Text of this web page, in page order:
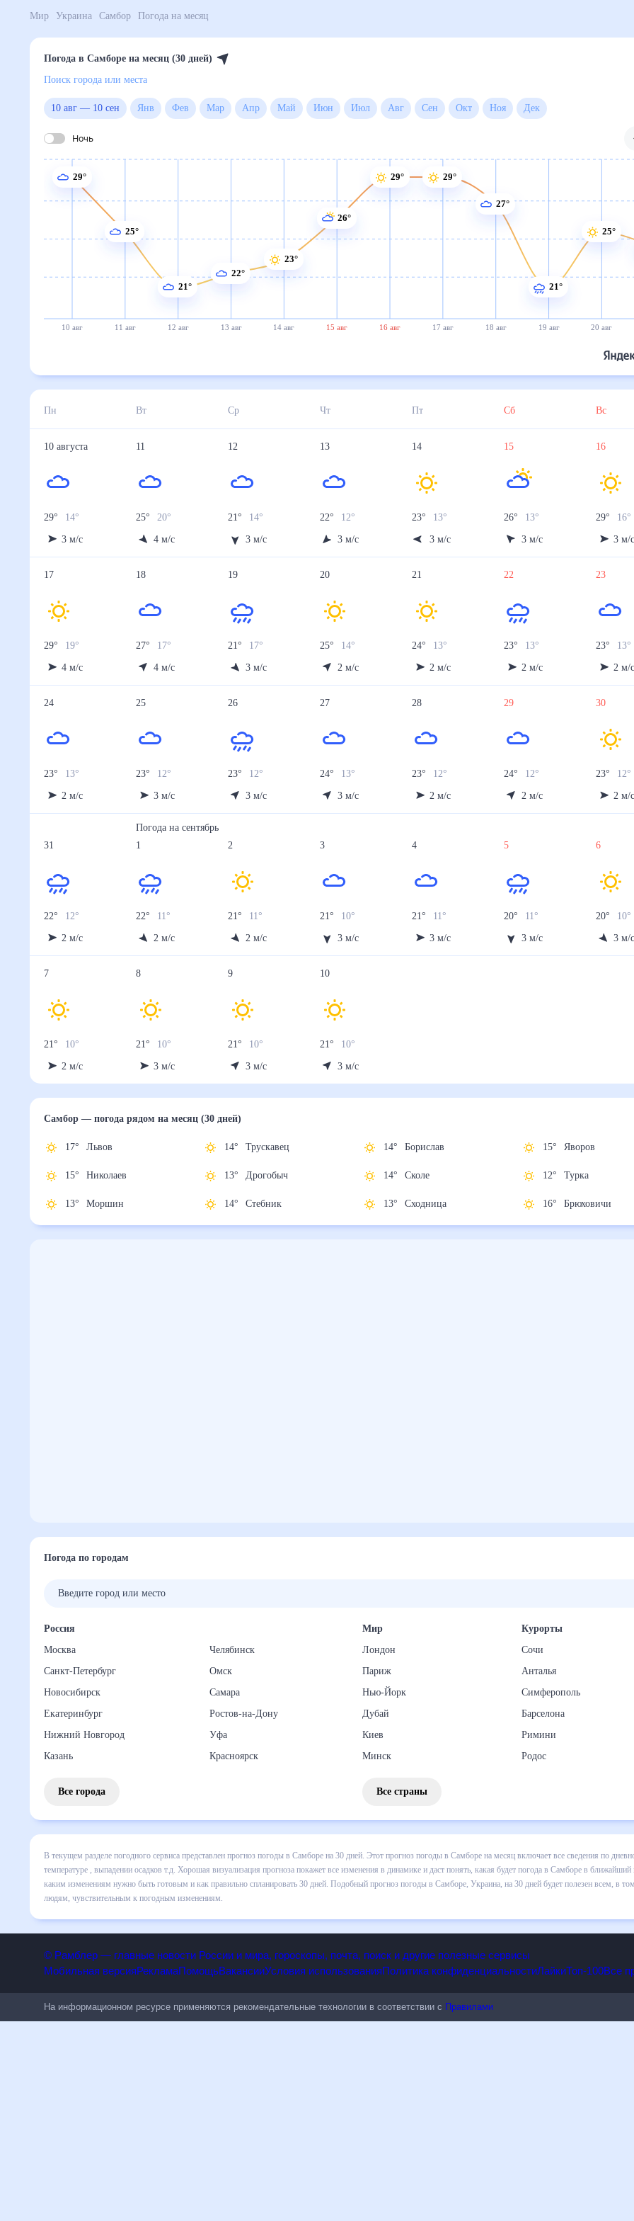
Мир Украина Самбор Погода на месяц
Погода в Самборе на месяц (30 дней)
Поиск города или места
10 авг—10 сен Янв Фев Мар Апр Май Июн Июл Авг Сен Окт Ноя
Ночь
10 авг 11 авг 12 авг 13 авг 14 авг 15 авг 16 авг 17 авг 18 авг 19 авг 20 авг
29°
25°
21°
22°
23°
26°
29° 29°
27°
21°
25°
Пн Вт Ср Чт Пт Сб Вс
10 августа
29° 14°
3 м/с
11
25° 20
4 м/с
12
21° 14°
3 м/с
13
22° 12°
3 м/с
14
23° 13°
3 м/с
15
26° 13°
3 м/с
16
29° 16°
3 м/с
17
29° 19°
4 м/с
18
27° 17°
4 м/с
19
21° 17°
3 м/с
20
25° 14°
2 м/с
21
24° 13°
2 м/с
22
23° 13°
2 м/с
23
23° 13°
2 м/с
24
23° 13°
2 м/с
25
23° 12°
3 м/с
26
23° 12°
3 м/с
27
24° 13°
3 м/с
28
23° 12°
2 м/с
29
24° 12°
2 м/с
30
23° 12°
2 м/с
31
22° 12°
2 м/с
Погода насентябрь
1
22° 11°
2 м/с
2
21° 11°
2 м/с
3
21° 10°
3 м/с
4
21° 11°
3 м/с
5
20° 11°
3 м/с
6
20° 10°
3 м/с
7
21° 10°
2 м/с
8
21° 10°
3 м/с
9
21° 10°
3 м/с
10
21° 10°
3 м/с
Самбор— погода рядомна месяц (30 дней)
17° Львов
15° Николаев
13° Моршин
14° Трускавец
13° Дрогобыч
14° Стебник
14° Борислав
14° Сколе
13° Сходница
15° Яворов
12° Турка
16° Брюховичи
Погода по городам
Россия
Москва
Санкт-Петербург
Новосибирск
Екатеринбург
Нижний Новгород
Казань
Челябинск
Омск
Самара
Ростов-на-Дону
Уфа
Красноярск
Все города
Мир
Лондон
Париж
Нью-Йорк
Дубай
Киев
Минск
Курорты
Сочи
Анталья
Симферополь
Барселона
Римини
Родос
Все страны
В текущем разделе погодного сервиса представлен прогноз погоды в Самборе на 30 дней. Этот прогноз погоды в Самборе на
включает все сведения по дневной температуре , выпадении осадков т.д. Хорошая визуализация прогноза покажет все
динамике и даст понять, какая будет погода в Самборе в ближайший месяц, к каким изменениям нужно быть готовым и как
спланировать 30 дней. Подобный прогноз погоды в Самборе, Украина, на 30 дней будет полезен всем, в том числе людям,
© Рамблер — главные новости России и мира, гороскопы, почта, поиск и другие полезные сервисы
На информационном ресурсе применяются рекомендательные технологии в соответствии сПравилами